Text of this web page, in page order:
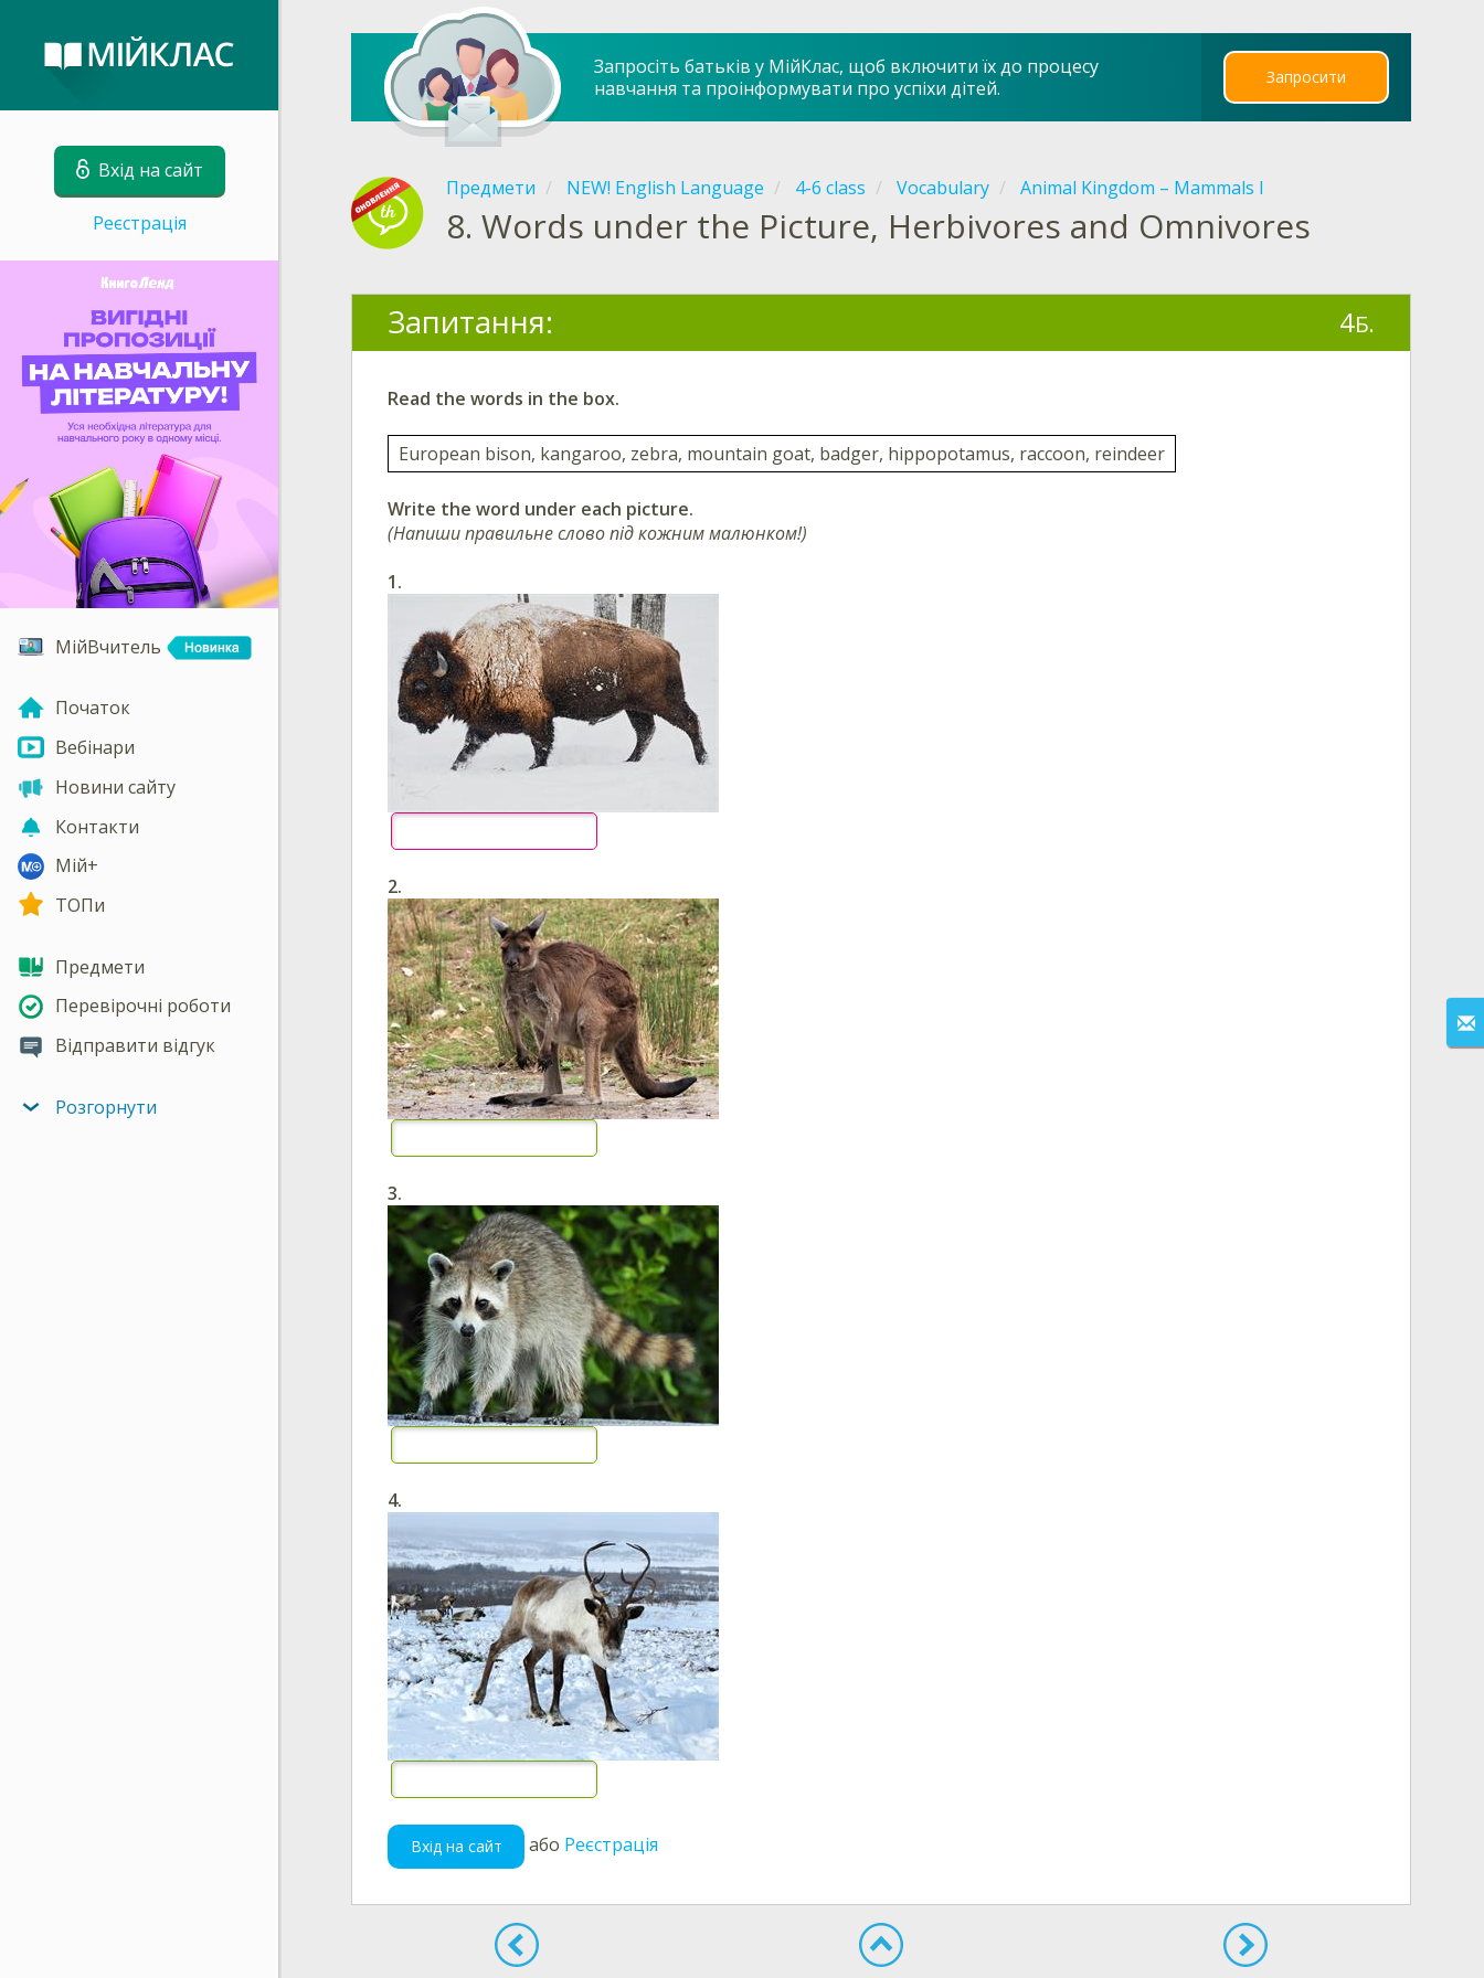
Вхід на сайт
Реєстрація
МійВчитель
Початок
Вебінари
Новини сайту
Контакти
Мій+
ТОПи
Предмети
Перевірочні роботи
Відправити відгук
Розгорнути
Запросіть батьків у МійКлас, щоб включити їх до процесу
навчання та проінформувати про успіхи дітей.
Запросити
Предмети NEW! English Language 4-6 class Vocabulary Animal Kingdom – Mammals I
8. Words under the Picture, Herbivores and Omnivores
Запитання: 4Б.
Read the words in the box.
European bison, kangaroo, zebra, mountain goat, badger, hippopotamus, raccoon, reindeer
Write the word under each picture.
(Напиши правильне слово під кожним малюнком!)
1.
2.
3.
4.
Вхід на сайт або Реєстрація